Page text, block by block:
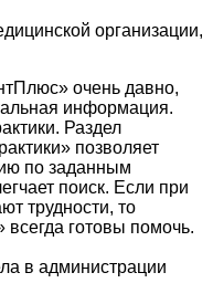
организации,
очень давно,
информация.
Раздел
позволяет
по заданным
поиск. Если при
трудности, то
готовы помочь.
в администрации